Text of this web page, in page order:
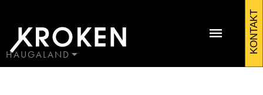
590
S
HAUGALAND
KONTAKT